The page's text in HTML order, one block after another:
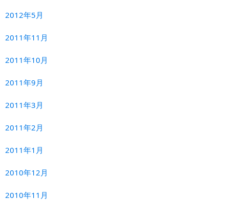
2012年5月
2011年11月
2011年10月
2011年9月
2011年3月
2011年2月
2011年1月
2010年12月
2010年11月